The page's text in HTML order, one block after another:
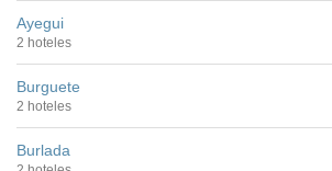
Ayegui
2 hoteles
Burguete
2 hoteles
Burlada